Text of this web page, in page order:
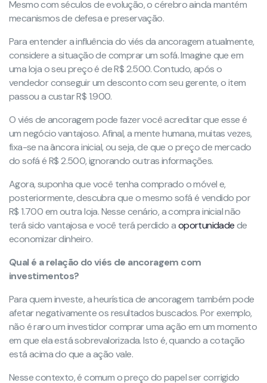
Mesmo com séculos de evolução, o cérebro ainda mantém
mecanismos de defesa e preservação.
Para entender a influência do viés da ancoragem atualmente,
considere a situação de comprar um sofá. Imagine que em
uma loja o seu preço é de R$ 2.500. Contudo, após o
vendedor conseguir um desconto com seu gerente, o item
passou a custar R$ 1.900.
O viés de ancoragem pode fazer você acreditar que esse é
um negócio vantajoso. Afinal, a mente humana, muitas vezes,
fixa-se na âncora inicial, ou seja, de que o preço de mercado
do sofá é R$ 2.500, ignorando outras informações.
Agora, suponha que você tenha comprado o móvel e,
posteriormente, descubra que o mesmo sofá é vendido por
R$ 1.700 em outra loja. Nesse cenário, a compra inicial não
terá sido vantajosa e você terá perdido aoportunidadede
economizar dinheiro.
Qual é a relação do viés de ancoragem com
investimentos?
Para quem investe, a heurística de ancoragem também pode
afetar negativamente os resultados buscados. Por exemplo,
não é raro um investidor comprar uma ação em um momento
em que ela está sobrevalorizada. Isto é, quando a cotação
está acima do que a ação vale.
Nesse contexto, é comum o preço do papel ser corrigido